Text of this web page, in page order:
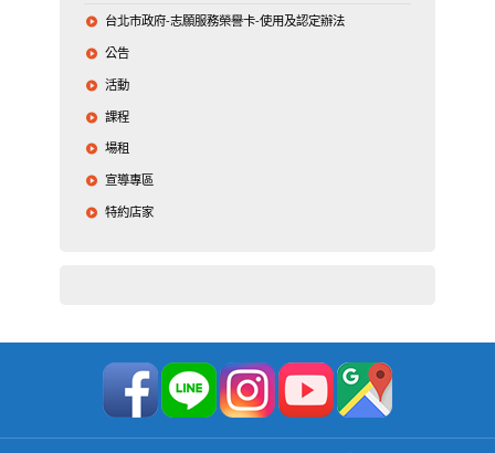
台北市政府-志願服務榮譽卡-使用及認定辦法
公告
活動
課程
場租
宣導專區
特約店家